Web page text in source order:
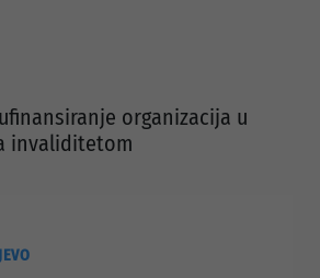
organizacija u
invaliditetom